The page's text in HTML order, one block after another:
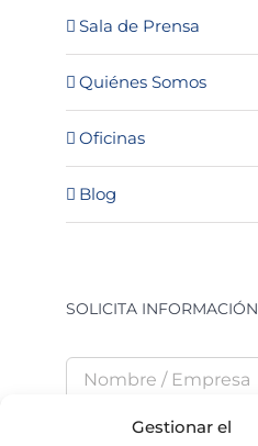
Gestionar el
Sala de Prensa
Quiénes Somos
Oficinas
Blog
SOLICITA INFORMACIÓN